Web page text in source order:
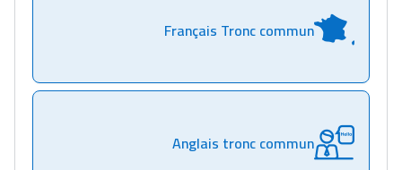
Français Tronc commun
Anglais tronc commun